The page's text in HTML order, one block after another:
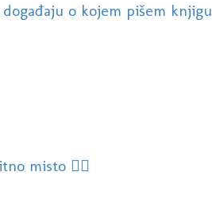
o kojem pišem knjigu
misto 🏊‍♀️